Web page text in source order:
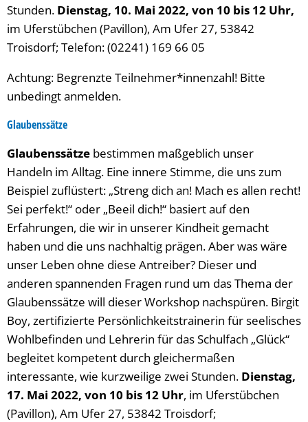
Stunden. Dienstag, 10. Mai 2022, von 10 bis 12 Uhr,
im Uferstübchen (Pavillon), Am Ufer 27, 53842
Troisdorf; Telefon: (02241) 169 66 05
Achtung: Begrenzte Teilnehmer*innenzahl! Bitte
unbedingt anmelden.
Glaubenssätze
Glaubenssätze bestimmen maßgeblich unser
Handeln im Alltag. Eine innere Stimme, die uns zum
Beispiel zuflüstert: „Streng dich an! Mach es allen recht!
Sei perfekt!“ oder „Beeil dich!“ basiert auf den
Erfahrungen, die wir in unserer Kindheit gemacht
haben und die uns nachhaltig prägen. Aber was wäre
unser Leben ohne diese Antreiber? Dieser und
anderen spannenden Fragen rund um das Thema der
Glaubenssätze will dieser Workshop nachspüren. Birgit
Boy, zertifizierte Persönlichkeitstrainerin für seelisches
Wohlbefinden und Lehrerin für das Schulfach „Glück“
begleitet kompetent durch gleichermaßen
interessante, wie kurzweilige zwei Stunden. Dienstag,
17. Mai 2022, von 10 bis 12 Uhr, im Uferstübchen
(Pavillon), Am Ufer 27, 53842 Troisdorf;